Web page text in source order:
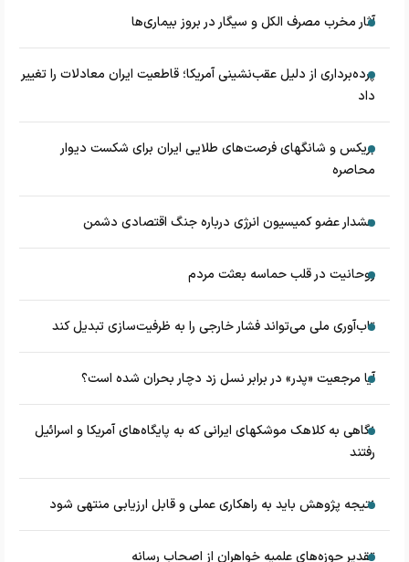
آثار مخرب مصرف الکل و سیگار در بروز بیماری‌ها
پرده‌برداری از دلیل عقب‌نشینی آمریکا؛ قاطعیت ایران معادلات را تغییر
داد
بریکس و شانگهای فرصت‌های طلایی ایران برای شکست دیوار
محاصره
هشدار عضو کمیسیون انرژی درباره جنگ اقتصادی دشمن
روحانیت در قلب حماسه بعثت مردم
تاب‌آوری ملی می‌تواند فشار خارجی را به ظرفیت‌سازی تبدیل کند
آیا مرجعیت «پدر» در برابر نسل زد دچار بحران شده است؟
نگاهی به کلاهک‎ موشک‎های ایرانی که به پایگاه‌های آمریکا و اسرائیل
رفتند
نتیجه پژوهش باید به راهکاری عملی و قابل ارزیابی منتهی شود
تقدیر حوزه‌های علمیه خواهران از اصحاب رسانه